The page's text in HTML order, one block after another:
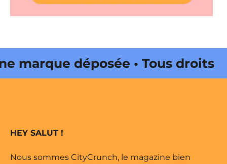
déposée • Tous droits
édité par Buena Onda Web •
HEY SALUT !
Nous sommes CityCrunch, le magazine bien